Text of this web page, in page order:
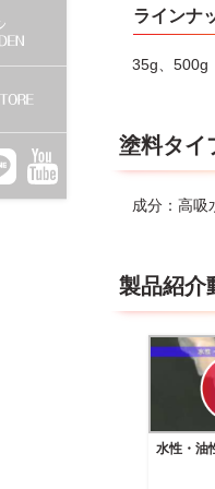
ラインナ
35g、500g
塗料タイ
成分：高吸
製品紹介
水性・油